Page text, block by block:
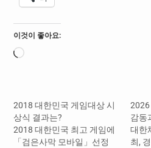
이것이 좋아요:
로
2018 대한민국 게임대상 시
상식 결과는?
2018 대한민국 최고 게임에
「검은사막 모바일」선정
2026
감동
대한
최,